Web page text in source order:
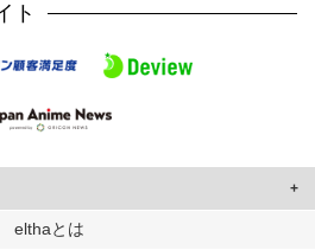
ト
て、ユーザーに合わせたコンテンツや広告の
elthaとは